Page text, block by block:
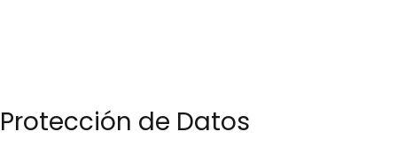
Protección de Datos